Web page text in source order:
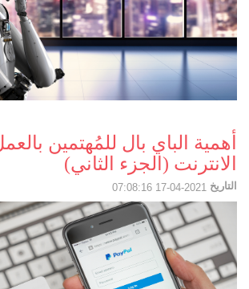
أهمية الباي بال للمُهتمين
الانترنت (الجزء الثاني)
التاريخ